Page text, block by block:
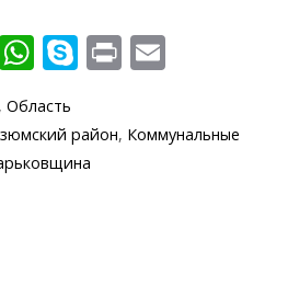
Vi W
at
s
S
y
p
Pr
t ai
l
, Область
район, Коммунальные